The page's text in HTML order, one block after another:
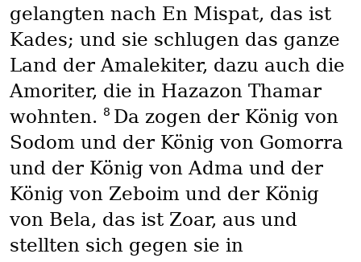
gelangten nach En Mispat, das ist
Kades; und sie schlugen das ganze
Land der Amalekiter, dazu auch die
Amoriter, die in Hazazon Thamar
wohnten. 8 Da zogen der König von
Sodom und der König von Gomorra
und der König von Adma und der
König von Zeboim und der König
von Bela, das ist Zoar, aus und
stellten sich gegen sie in